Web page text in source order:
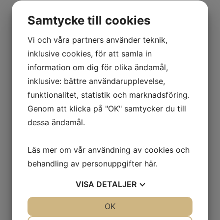
Människans & jaktens museum
Inträdet till älgparken omfattar även en
utställning hur människan levde och jagade
från stenålder och fram till nutid.
Mooséum
Utomhus i älgparken, berättar en utställning i
ord och bild hur älgarna lever under ett år. (På
svenska, engelska och tyska).
Samtycke till cookies
Vi och våra partners använder teknik,
inklusive cookies, för att samla in
information om dig för olika ändamål,
inklusive: bättre användarupplevelse,
funktionalitet, statistik och marknadsföring.
Genom att klicka på "OK" samtycker du till
dessa ändamål.
Läs mer om vår användning av cookies och
behandling av personuppgifter här.
VISA DETALJER
OK